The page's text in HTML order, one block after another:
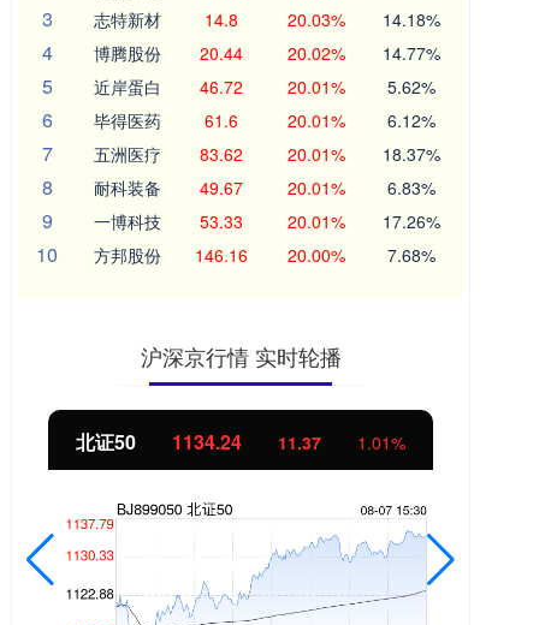
3 志特新材 14.8 20.03% 14.18%
4 博腾股份 20.44 20.02% 14.77%
5 近岸蛋白 46.72 20.01% 5.62%
6 毕得医药 61.6 20.01% 6.12%
7 五洲医疗 83.62 20.01% 18.37%
8 耐科装备 49.67 20.01% 6.83%
9 一博科技 53.33 20.01% 17.26%
10 方邦股份 146.16 20.00% 7.68%
沪深京行情 实时轮播
北证50 1134.24 11.37 1.01%